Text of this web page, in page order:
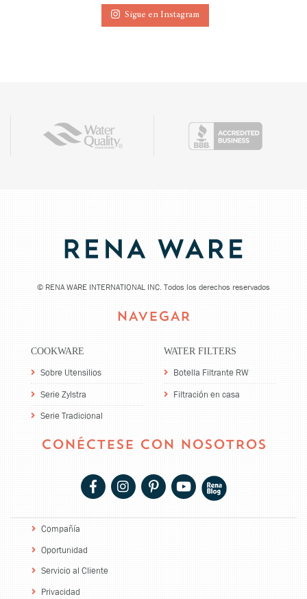
Sigue en Instagram
© RENA WARE INTERNATIONAL INC. Todos los derechos reservados
NAVEGAR
COOKWARE
Sobre Utensilios
Serie Zylstra
Serie Tradicional
WATER FILTERS
Botella Filtrante RW
Filtración en casa
CONÉCTESE CON NOSOTROS
Compañía
Oportunidad
Servicio al Cliente
Privacidad